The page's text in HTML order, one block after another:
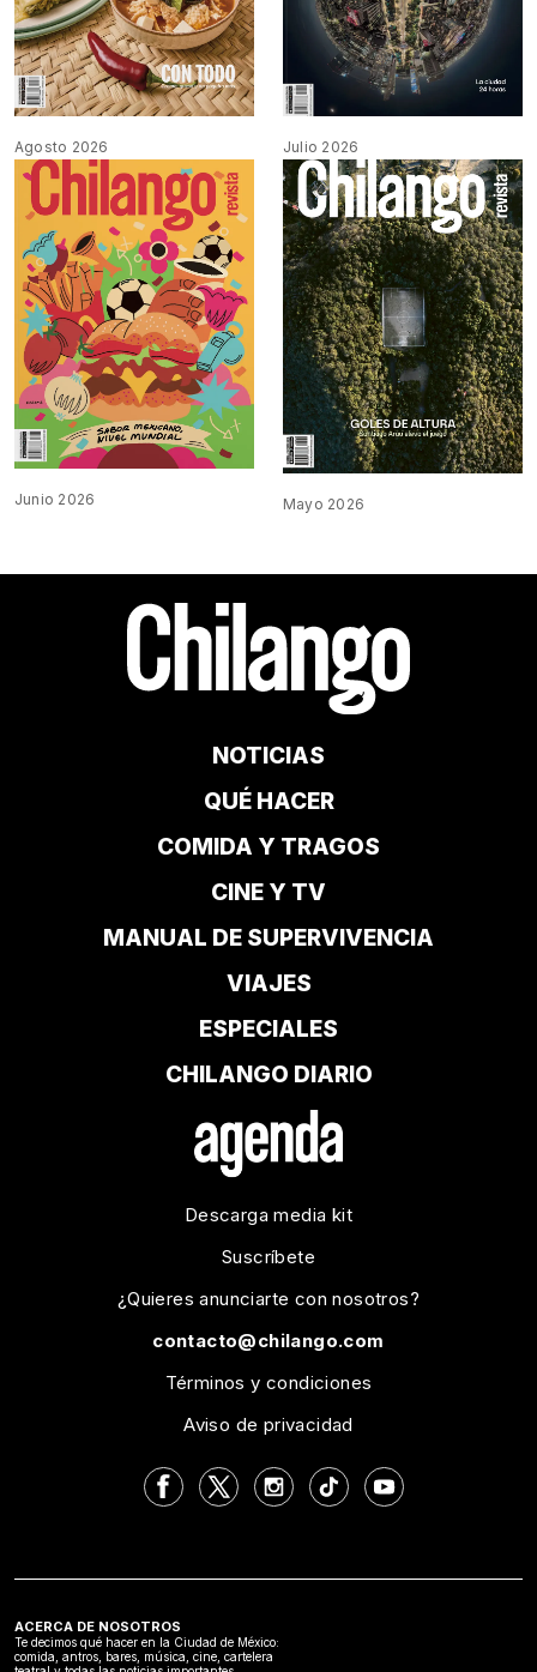
Agosto 2026 Julio 2026
Junio 2026 Mayo 2026
NOTICIAS
QUÉ HACER
COMIDA Y TRAGOS
CINE Y TV
MANUAL DE SUPERVIVENCIA
VIAJES
ESPECIALES
CHILANGO DIARIO
Descarga media kit
Suscríbete
¿Quieres anunciarte con nosotros?
contacto@chilango.com
Términos y condiciones
Aviso de privacidad
ACERCA DE NOSOTROS
Te decimos qué hacer en la Ciudad de México:
comida, antros, bares, música, cine, cartelera